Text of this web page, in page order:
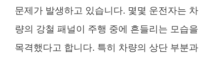
문제가 발생하고 있습니다. 몇몇 운전자는 차
량의 강철 패널이 주행 중에 흔들리는 모습을
목격했다고 합니다. 특히 차량의 상단 부분과